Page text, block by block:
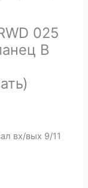
025
B
вх/вых 9/11